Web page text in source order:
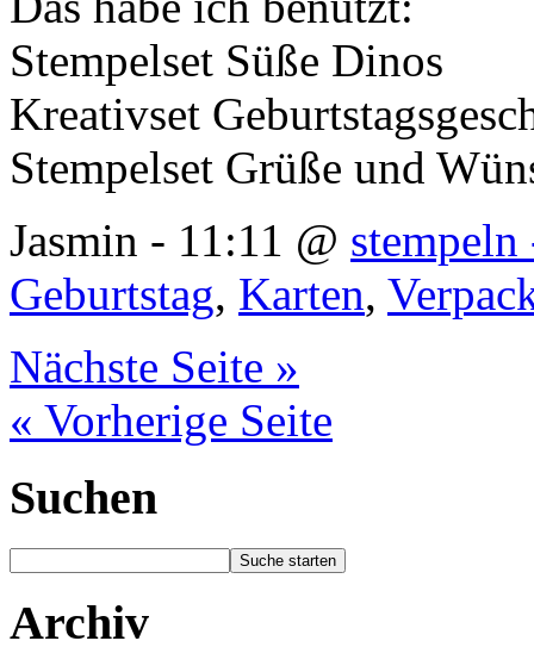
Stempelset Süße Dinos
Kreativset
Stempelset Grüße und
Jasmin - 11:11 @
Geburtstag, Karten,
Nächste Seite »
« Vorherige Seite
Suchen
Archiv